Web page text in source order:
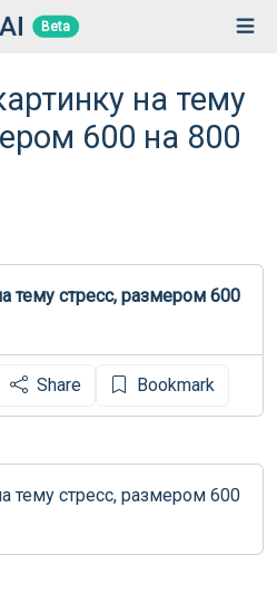
Beta
на тему
600 на 800
тему стресс, размером 600
Share Bookmark
тему стресс, размером 600